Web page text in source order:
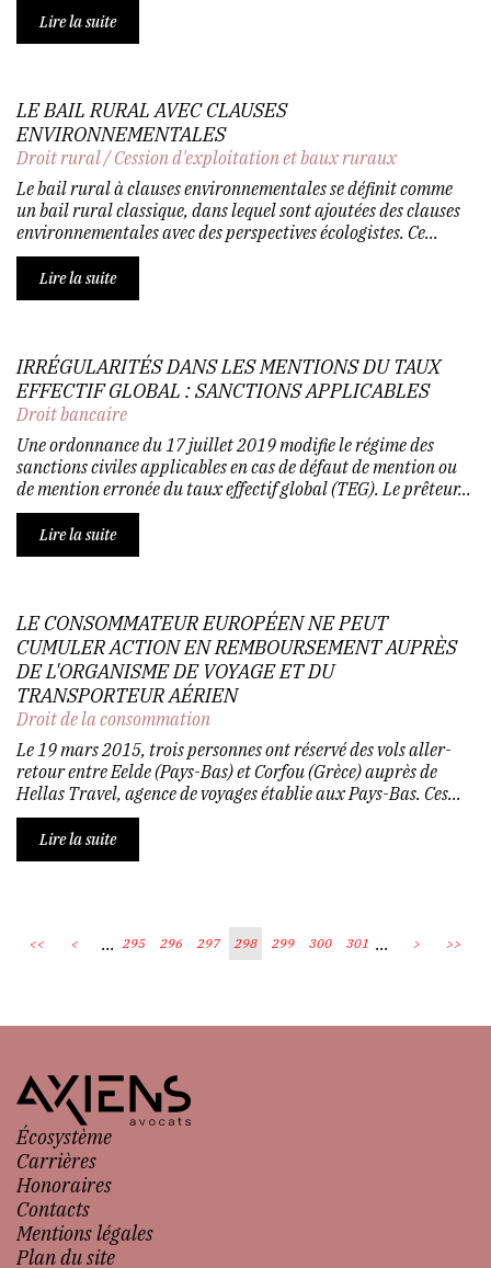
Lire la suite
LE BAIL RURAL AVEC CLAUSES
ENVIRONNEMENTALES
Droit rural/Cession d'exploitation et baux ruraux
Le bail rural à clauses environnementales se définit comme
un bail rural classique, dans lequel sont ajoutées des clauses
environnementales avec des perspectives écologistes. Ce...
Lire la suite
IRRÉGULARITÉS DANS LES MENTIONS DU TAUX
EFFECTIF GLOBAL : SANCTIONS APPLICABLES
Droit bancaire
Une ordonnance du 17 juillet 2019 modifie le régime des
sanctions civiles applicables en cas de défaut de mention ou
de mention erronée du taux effectif global (TEG). Le prêteur...
Lire la suite
LE CONSOMMATEUR EUROPÉEN NE PEUT
CUMULER ACTION EN REMBOURSEMENT AUPRÈS
DE L'ORGANISME DE VOYAGE ET DU
TRANSPORTEUR AÉRIEN
Droit de la consommation
Le 19 mars 2015, trois personnes ont réservé des vols aller-
retour entre Eelde (Pays-Bas) et Corfou (Grèce) auprès de
Hellas Travel, agence de voyages établie aux Pays-Bas. Ces...
Lire la suite
<< < ... 295 296 297 298 299 300 301 ... > >>
Écosystème
Carrières
Honoraires
Contacts
Mentions légales
Plan du site